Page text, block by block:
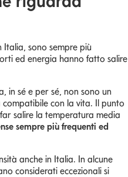
Italia, sono sempre più
ed energia hanno fatto salire
in sé e per sé, non sono un
con la vita. Il punto
salire la temperatura media
sempre più frequenti ed
anche in Italia. In alcune
considerati eccezionali si